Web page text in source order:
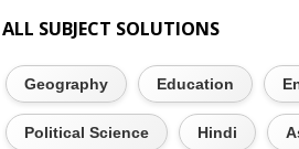
ALL SUBJECT SOLUTIONS
Geography Education
Political Science Hindi